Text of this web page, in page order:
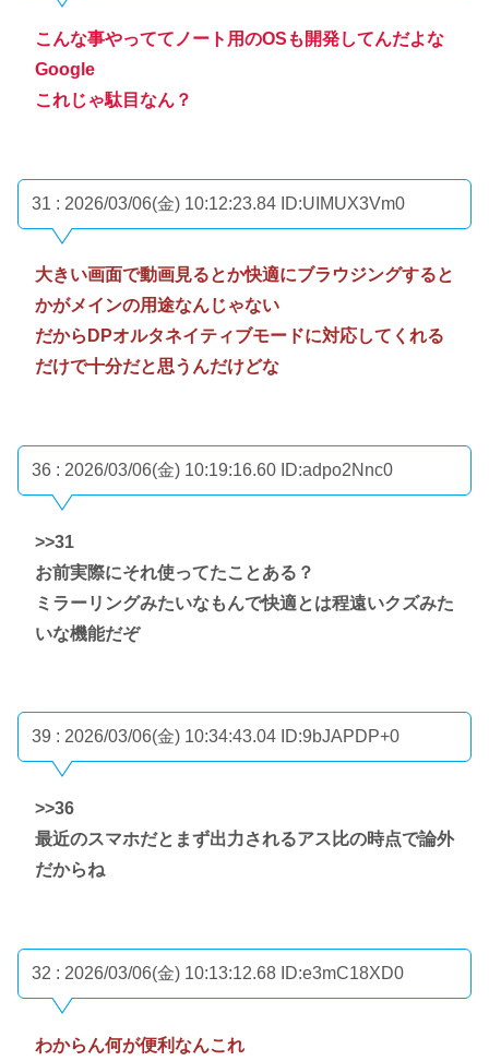
こんな事やっててノート用のOSも開発してんだよな
Google
これじゃ駄目なん？
31 : 2026/03/06(金) 10:12:23.84 ID:UIMUX3Vm0
大きい画面で動画見るとか快適にブラウジングすると
かがメインの用途なんじゃない
だからDPオルタネイティブモードに対応してくれる
だけで十分だと思うんだけどな
36 : 2026/03/06(金) 10:19:16.60 ID:adpo2Nnc0
>>31
お前実際にそれ使ってたことある？
ミラーリングみたいなもんで快適とは程遠いクズみた
いな機能だぞ
39 : 2026/03/06(金) 10:34:43.04 ID:9bJAPDP+0
>>36
最近のスマホだとまず出力されるアス比の時点で論外
だからね
32 : 2026/03/06(金) 10:13:12.68 ID:e3mC18XD0
わからん何が便利なんこれ